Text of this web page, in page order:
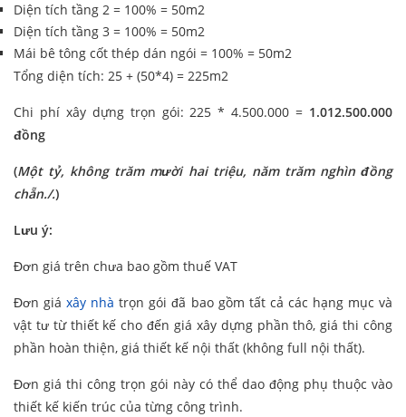
Diện tích tầng 2 = 100% = 50m2
Diện tích tầng 3 = 100% = 50m2
Mái bê tông cốt thép dán ngói = 100% = 50m2
Tổng diện tích: 25 + (50*4) = 225m2
Chi phí xây dựng trọn gói: 225 * 4.500.000 = 1.012.500.000
đồng
(Một tỷ, không trăm mười hai triệu, năm trăm nghìn đồng
chẵn./.)
Lưu ý:
Đơn giá trên chưa bao gồm thuế VAT
Đơn giáxây nhà trọn gói đã bao gồm tất cả các hạng mục và
vật tư từ thiết kế cho đến giá xây dựng phần thô, giá thi công
phần hoàn thiện, giá thiết kế nội thất (không full nội thất).
Đơn giá thi công trọn gói này có thể dao động phụ thuộc vào
thiết kế kiến trúc của từng công trình.